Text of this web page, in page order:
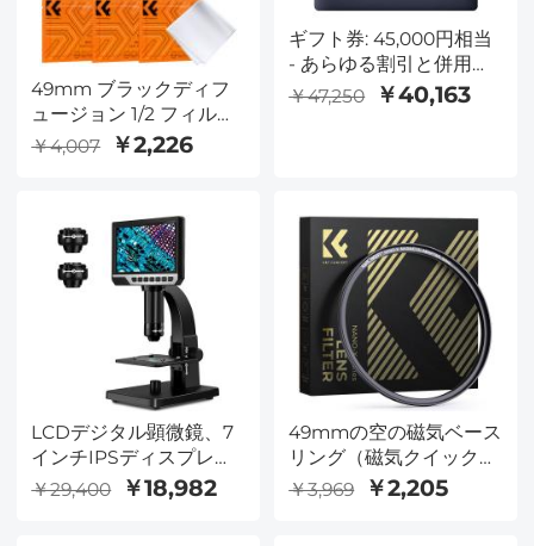
49mm ブラックディフ
ュージョン 1/2 フィルタ
ミストシネマティックエ
フェクトフィルタ、 18
Nano-K シリーズ
￥4,007 ￥2,226
ギフト券: 45,000円相当
- あらゆる割引と併用可
能
￥47,250 ￥40,163
LCDデジタル顕微鏡、7
インチIPSディスプレ
イ、1080P、50x-2000X
倍率の生物顕微鏡、デュ
￥29,400 ￥18,982
49mmの空の磁気ベース
リング（磁気クイックス
ワップシステムでのみ機
能します）
￥3,969 ￥2,205